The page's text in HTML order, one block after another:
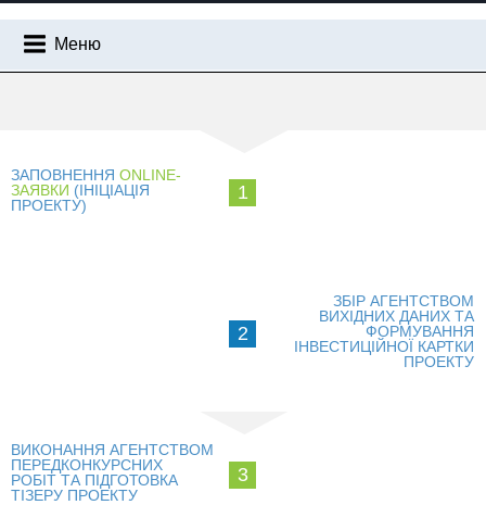
Меню
ПРОМОРОЛИК
ГІД ДЛЯ ІНВЕСТОРІВ
У ПРОЦЕСІ РЕАЛІЗАЦІЇ
ЗАПОВНЕННЯ ONLINE-
ЗАЯВКИ (ІНІЦІАЦІЯ
ПРОЕКТУ)
1
2
ЗБІР АГЕНТСТВОМ
ВИХІДНИХ ДАНИХ ТА
ФОРМУВАННЯ
ІНВЕСТИЦІЙНОЇ КАРТКИ
ПРОЕКТУ
ВИКОНАННЯ АГЕНТСТВОМ
ПЕРЕДКОНКУРСНИХ
РОБІТ ТА ПІДГОТОВКА
ТІЗЕРУ ПРОЕКТУ
3